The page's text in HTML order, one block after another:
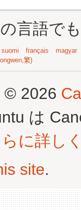
言語で
suomi français
magyar
繁)
© 2026
は
に詳し
site.